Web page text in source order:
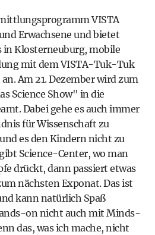
VISTA
Erwachsene und bietet
in Klosterneuburg, mobile
mit dem VISTA-Tuk-Tuk
Am 21. Dezember wird zum
Science Show" in die
Dabei gehe es auch immer
für Wissenschaft zu
es den Kindern nicht zu
Science-Center, wo man
drückt, dann passiert etwas
nächsten Exponat. Das ist
kann natürlich Spaß
on nicht auch mit Minds-
das, was ich mache, nicht